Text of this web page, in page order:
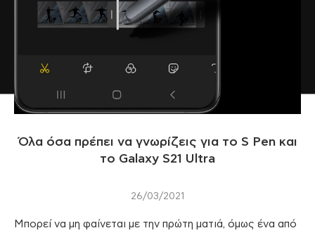
Όλα όσα πρέπει να γνωρίζεις για το S Pen και
το Galaxy S21 Ultra
26/03/2021
Μπορεί να μη φαίνεται με την πρώτη ματιά, όμως ένα από